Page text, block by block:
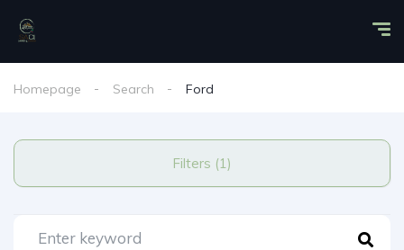
Homepage Search Ford
Filters (1)